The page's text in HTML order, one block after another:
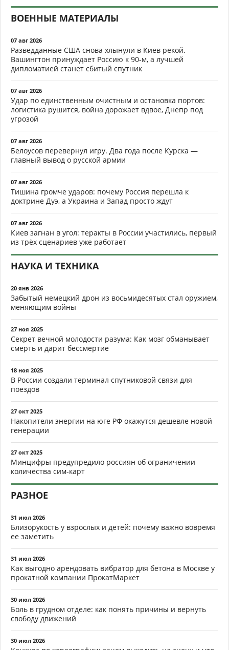
ВОЕННЫЕ МАТЕРИАЛЫ
07 авг 2026
Разведданные США снова хлынули в Киев рекой.
Вашингтон принуждает Россию к 90-м, а лучшей
дипломатией станет сбитый спутник
07 авг 2026
Удар по единственным очистным и остановка портов:
логистика рушится, война дорожает вдвое, Днепр под
угрозой
07 авг 2026
Белоусов перевернул игру. Два года после Курска —
главный вывод о русской армии
07 авг 2026
Тишина громче ударов: почему Россия перешла к
доктрине Дуэ, а Украина и Запад просто ждут
07 авг 2026
Киев загнан в угол: теракты в России участились, первый
из трёх сценариев уже работает
НАУКА И ТЕХНИКА
20 янв 2026
Забытый немецкий дрон из восьмидесятых стал оружием,
меняющим войны
27 ноя 2025
Секрет вечной молодости разума: Как мозг обманывает
смерть и дарит бессмертие
18 ноя 2025
В России создали терминал спутниковой связи для
поездов
27 окт 2025
Накопители энергии на юге РФ окажутся дешевле новой
генерации
27 окт 2025
Минцифры предупредило россиян об ограничении
количества сим-карт
РАЗНОЕ
31 июл 2026
Близорукость у взрослых и детей: почему важно вовремя
ее заметить
31 июл 2026
Как выгодно арендовать вибратор для бетона в Москве у
прокатной компании ПрокатМаркет
30 июл 2026
Боль в грудном отделе: как понять причины и вернуть
свободу движений
30 июл 2026